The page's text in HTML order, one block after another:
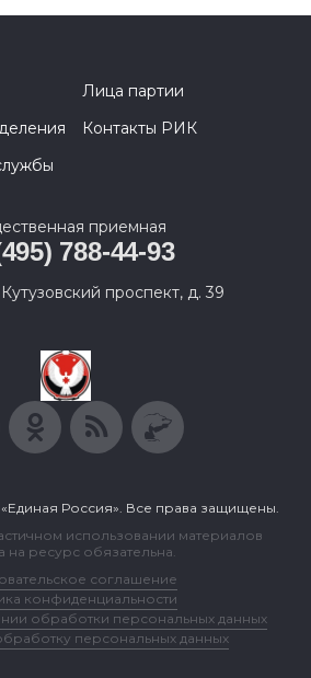
Лица партии
Контакты РИК
приемная
788-44-93
проспект, д. 39
Россия». Все права защищены.
использовании материалов
на ресурс обязательна.
соглашение
конфиденциальности
обработки персональных данных
персональных данных